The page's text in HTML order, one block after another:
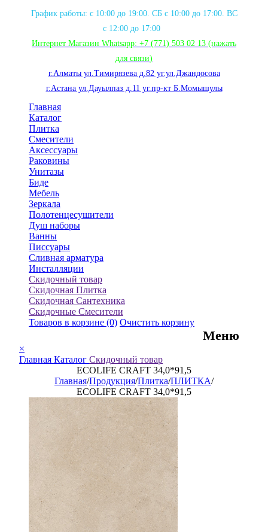
График работы: с 10:00 до 19:00. СБ с 10:00 до 17:00. ВС
с 12:00 до 17:00
Интернет Магазин Whatsapp: +7 (771) 503 02 13 (нажать
для связи)
г.Алматы ул.Тимирязева д.82 уг.ул.Джандосова
г.Астана ул.Дауылпаз д.11 уг.пр-кт Б.Момышулы
Главная
Каталог
Плитка
Смесители
Аксессуары
Раковины
Унитазы
Биде
Мебель
Зеркала
Полотенцесушители
Душ наборы
Ванны
Писсуары
Сливная арматура
Инсталляции
Скидочный товар
Скидочная Плитка
Скидочная Сантехника
Скидочные Смесители
Товаров в корзине (0) Очистить корзину
Меню
×
Главная Каталог Скидочный товар
ECOLIFE CRAFT 34,0*91,5
Главная/Продукция/Плитка/ПЛИТКА/
ECOLIFE CRAFT 34,0*91,5